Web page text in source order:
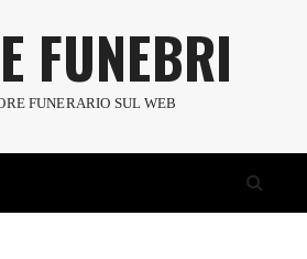
FUNEBRI
FUNERARIO SUL WEB